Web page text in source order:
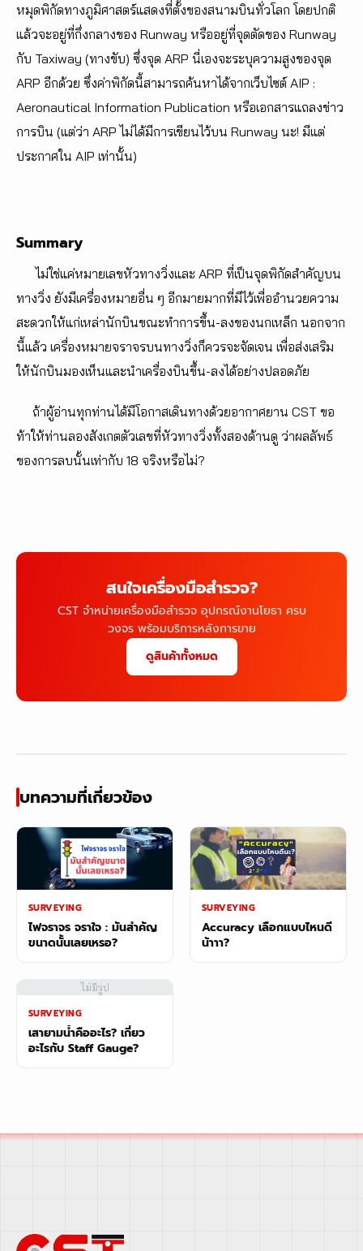
หมุดพิกัดทางภูมิศาสตร์แสดงที่ตั้งของสนามบินทั่วโลก โดยปกติ
แล้วจะอยู่ที่กึ่งกลางของ Runway หรืออยู่ที่จุดตัดของ Runway
กับ Taxiway (ทางขับ) ซึ่งจุด ARP นี่เองจะระบุความสูงของจุด
ARP อีกด้วย ซึ่งค่าพิกัดนี้สามารถค้นหาได้จากเว็บไซต์ AIP :
Aeronautical Information Publication หรือเอกสารแถลงข่าว
การบิน (แต่ว่า ARP ไม่ได้มีการเขียนไว้บน Runway นะ! มีแต่
ประกาศใน AIP เท่านั้น)
Summary
ไม่ใช่แค่หมายเลขหัวทางวิ่งและ ARP ที่เป็นจุดพิกัดสำคัญบน
ทางวิ่ง ยังมีเครื่องหมายอื่น ๆ อีกมายมากที่มีไว้เพื่ออำนวยความ
สะดวกให้แก่เหล่านักบินขณะทำการขึ้น-ลงของนกเหล็ก นอกจาก
นี้แล้ว เครื่องหมายจราจรบนทางวิ่งก็ควรจะจัดเจน เพื่อส่งเสริม
ให้นักบินมองเห็นและนำเครื่องบินขึ้น-ลงได้อย่างปลอดภัย
ถ้าผู้อ่านทุกท่านได้มีโอกาสเดินทางด้วยอากาศยาน CST ขอ
ท้าให้ท่านลองสังเกตตัวเลขที่หัวทางวิ่งทั้งสองด้านดู ว่าผลลัพธ์
ของการลบนั้นเท่ากับ 18 จริงหรือไม่?
สนใจเครื่องมือสำรวจ?
CST จำหน่ายเครื่องมือสำรวจ อุปกรณ์งานโยธา ครบ
วงจร พร้อมบริการหลังการขาย
ดูสินค้าทั้งหมด
บทความที่เกี่ยวข้อง
SURVEYING
ไฟจราจร จราใจ : มันสำคัญ
ขนาดนั้นเลยเหรอ?
SURVEYING
Accuracy เลือกแบบไหนดี
น้าาา?
ไม่มีรูป
SURVEYING
เสายามน้ำคืออะไร? เกี่ยว
อะไรกับ Staff Gauge?